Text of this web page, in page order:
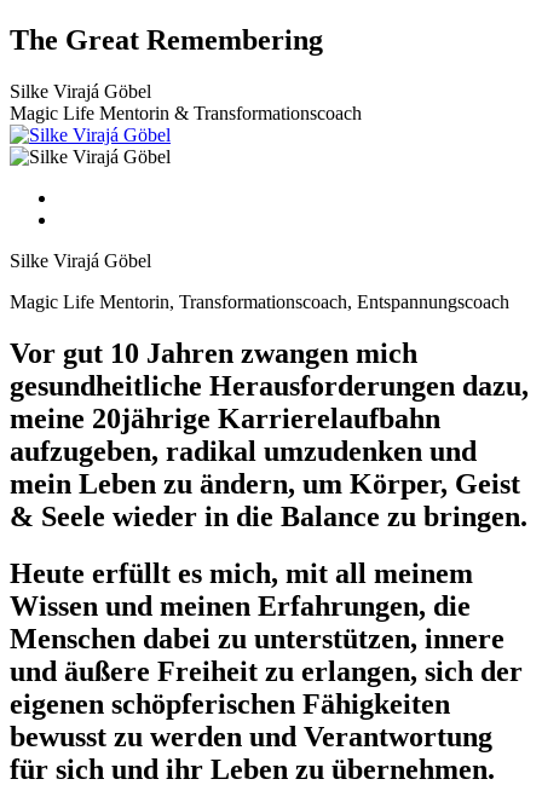
Zum
Inhalt
The Great Remembering
Silke Virajá Göbel
Magic Life Mentorin & Transformationscoach
Silke Virajá Göbel
Magic Life Mentorin, Transformationscoach, Entspannungscoach
Vor gut 10 Jahren zwangen mich
gesundheitliche Herausforderungen dazu,
meine 20jährige Karrierelaufbahn
aufzugeben, radikal umzudenken und
mein Leben zu ändern, um Körper, Geist
& Seele wieder in die Balance zu bringen.
Heute erfüllt es mich, mit all meinem
Wissen und meinen Erfahrungen, die
Menschen dabei zu unterstützen, innere
und äußere Freiheit zu erlangen, sich der
eigenen schöpferischen Fähigkeiten
bewusst zu werden und Verantwortung
für sich und ihr Leben zu übernehmen.